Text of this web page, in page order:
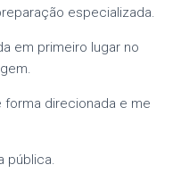
especializada.
em primeiro lugar no
direcionada e me
pública.